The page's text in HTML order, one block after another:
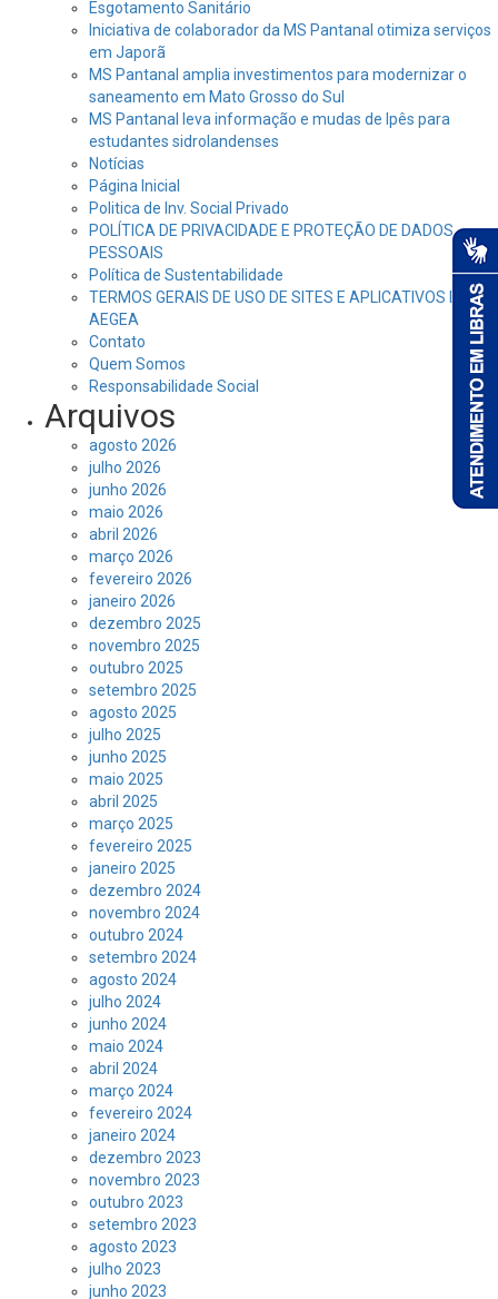
Esgotamento Sanitário
Iniciativa de colaborador da MS Pantanal otimiza serviços
em Japorã
MS Pantanal amplia investimentos para modernizar o
saneamento em Mato Grosso do Sul
MS Pantanal leva informação e mudas de Ipês para
estudantes sidrolandenses
Notícias
Página Inicial
Politica de Inv. Social Privado
POLÍTICA DE PRIVACIDADE E PROTEÇÃO DE DADOS
PESSOAIS
Política de Sustentabilidade
TERMOS GERAIS DE USO DE SITES E APLICATIVOS DA
AEGEA
Contato
Quem Somos
Responsabilidade Social
Arquivos
agosto 2026
julho 2026
junho 2026
maio 2026
abril 2026
março 2026
fevereiro 2026
janeiro 2026
dezembro 2025
novembro 2025
outubro 2025
setembro 2025
agosto 2025
julho 2025
junho 2025
maio 2025
abril 2025
março 2025
fevereiro 2025
janeiro 2025
dezembro 2024
novembro 2024
outubro 2024
setembro 2024
agosto 2024
julho 2024
junho 2024
maio 2024
abril 2024
março 2024
fevereiro 2024
janeiro 2024
dezembro 2023
novembro 2023
outubro 2023
setembro 2023
agosto 2023
julho 2023
junho 2023